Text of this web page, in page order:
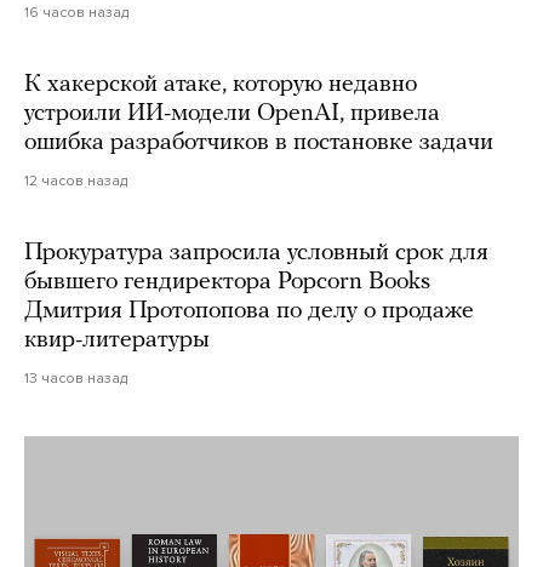
16 часов назад
К хакерской атаке, которую недавно
устроили ИИ-модели OpenAI, привела
ошибка разработчиков в постановке задачи
12 часов назад
Прокуратура запросила условный срок для
бывшего гендиректора Popcorn Books
Дмитрия Протопопова по делу о продаже
квир-литературы
13 часов назад